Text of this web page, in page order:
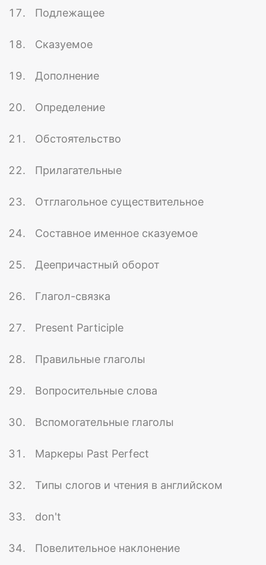
Подлежащее
Сказуемое
Дополнение
Определение
Обстоятельство
Прилагательные
Отглагольное существительное
Составное именное сказуемое
Деепричастный оборот
Глагол-связка
Present Participle
Правильные глаголы
Вопросительные слова
Вспомогательные глаголы
Маркеры Past Perfect
Типы слогов и чтения в английском
don't
Повелительное наклонение